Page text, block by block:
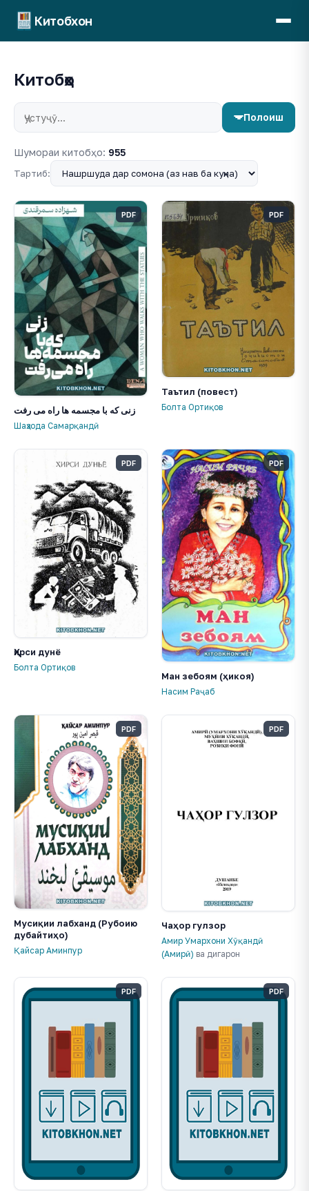
Китобхон
Китобҳо
Полоиш
Шумораи китобҳо: 955
Тартиб:
PDF
زنی که با مجسمه ها راه می رفت
Шаҳзода Самарқандӣ
PDF
Таътил (повест)
Болта Ортиқов
PDF
Ҳирси дунё
Болта Ортиқов
PDF
Ман зебоям (ҳикоя)
Насим Раҷаб
PDF
Мусиқии лабханд (Рубоию
дубайтиҳо)
Қайсар Аминпур
PDF
Чаҳор гулзор
Амир Умархони Хӯқандӣ
(Амирӣ) ва дигарон
PDF PDF